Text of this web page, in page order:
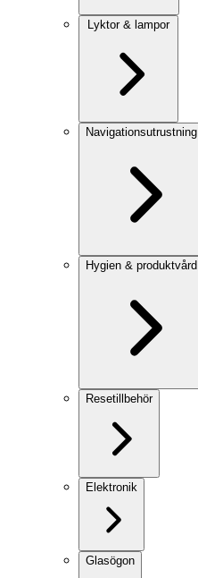
Lyktor & lampor
Navigationsutrustning
Hygien & produktvård
Resetillbehör
Elektronik
Glasögon